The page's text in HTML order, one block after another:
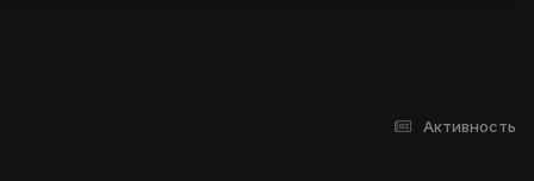
Активность